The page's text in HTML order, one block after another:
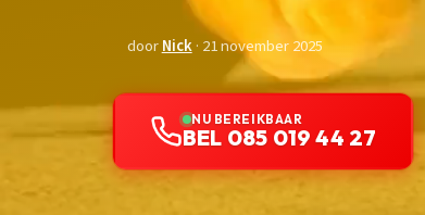
doorNick· 21 november 2025
NU BEREIKBAAR
BEL 085 019 44 27